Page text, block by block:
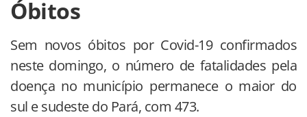
Óbitos
Sem novos óbitos por Covid-19 confirmados
neste domingo, o número de fatalidades pela
doença no município permanece o maior do
sul e sudeste do Pará, com 473.